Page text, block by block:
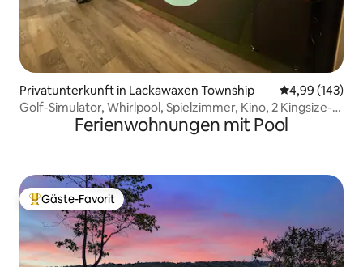
Privatunterkunft in Lackawaxen Township
4,99 (143)
Golf-Simulator, Whirlpool, Spielzimmer, Kino, 2 Kingsize-
Ferienwohnungen mit Pool
Beliebter Gäste-Favorit.
Gäste-Favorit